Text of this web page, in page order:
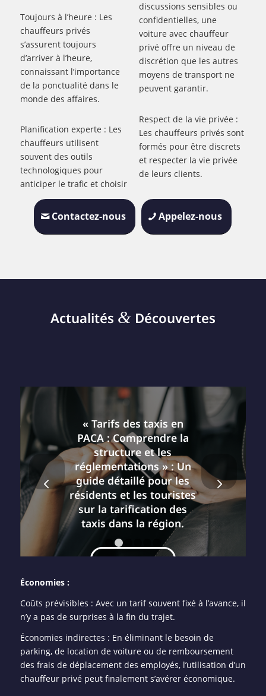
Toujours à l’heure : Les
chauffeurs privés
s’assurent toujours
d’arriver à l’heure,
connaissant l’importance
de la ponctualité dans le
monde des affaires.
Planification experte : Les
chauffeurs utilisent
souvent des outils
technologiques pour
anticiper le trafic et choisir
discussions sensibles ou
confidentielles, une
voiture avec chauffeur
privé offre un niveau de
discrétion que les autres
moyens de transport ne
peuvent garantir.
Respect de la vie privée :
Les chauffeurs privés sont
formés pour être discrets
et respecter la vie privée
de leurs clients.
Contactez-nous Appelez-nous
Actualités &Découvertes
« Tarifs des taxis en
PACA : Comprendre la
structure et les
réglementations » : Un
guide détaillé pour les
résidents et les touristes
sur la tarification des
taxis dans la région.
Suivant
1 3
Économies :
Coûts prévisibles : Avec un tarif souvent fixé à l’avance, il
n’y a pas de surprises à la fin du trajet.
Économies indirectes : En éliminant le besoin de
parking, de location de voiture ou de remboursement
des frais de déplacement des employés, l’utilisation d’un
chauffeur privé peut finalement s’avérer économique.